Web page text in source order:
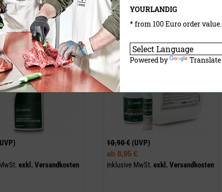
exkl. Versandkosten
Breitband Desinfektionsmittel Jäger
Edition
10,90 € (UVP)
ab8,95 €
inklusive MwSt. exkl.Versandkosten
YOURLANDIG
* from 100 Euro order value.
Powered by Translate